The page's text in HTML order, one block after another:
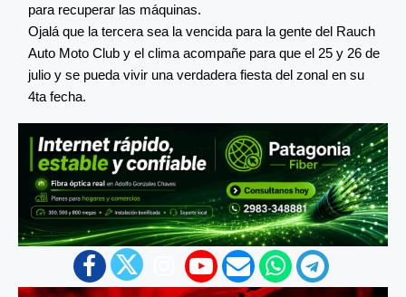
para recuperar las máquinas.
Ojalá que la tercera sea la vencida para la gente del Rauch
Auto Moto Club y el clima acompañe para que el 25 y 26 de
julio y se pueda vivir una verdadera fiesta del zonal en su
4ta fecha.